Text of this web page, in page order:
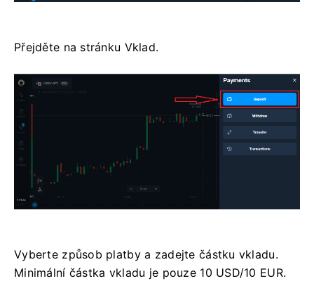
Přejděte na stránku Vklad.
Vyberte způsob platby a zadejte částku vkladu.
Minimální částka vkladu je pouze 10 USD/10 EUR.